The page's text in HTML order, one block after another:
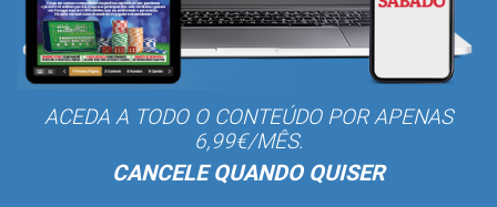
ACEDA A TODO O CONTEÚDO POR APENAS
6,99€/MÊS.
CANCELE QUANDO QUISER